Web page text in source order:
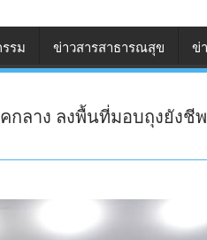
รม ข่าวสารสาธารณสุข ข่
ลาง ลงพื้นที่มอบถุงยังชี